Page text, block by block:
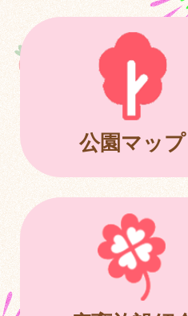
公園マップ